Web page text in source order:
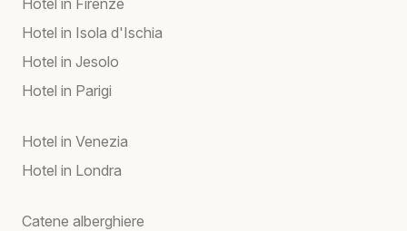
Hotel in Isola d'Ischia
Hotel in Jesolo
Hotel in Parigi
Hotel in Venezia
Hotel in Londra
Catene alberghiere